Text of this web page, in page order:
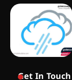
Get In Touch